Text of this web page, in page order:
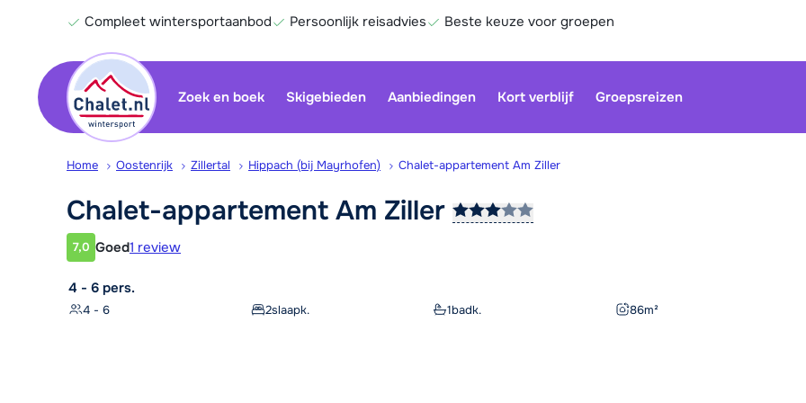
Compleet wintersportaanbod Persoonlijk reisadvies Beste keuze voor groepen
Zoek en boek Skigebieden Aanbiedingen Kort verblijf Groepsreizen
Home Oostenrijk Zillertal Hippach (bij Mayrhofen) Chalet-appartement Am Ziller
Chalet-appartement Am Ziller
Klantwaardering
7,0 Goed1 review
4 - 6 pers.
4 - 6 2slaapk. 1badk. 86m²